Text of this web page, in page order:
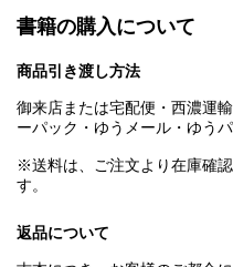
書籍の購入について
商品引き渡し方法
御来店または宅配便・西濃運
ーパック・ゆうメール・ゆう
※送料は、ご注文より在庫確
す。
返品について